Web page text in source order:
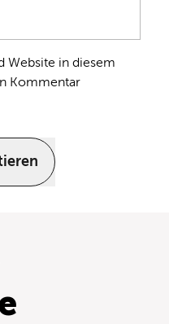
Website in diesem
Kommentar